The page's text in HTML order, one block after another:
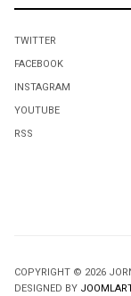
TWITTER
FACEBOOK
INSTAGRAM
YOUTUBE
RSS
COPYRIGHT © 2026
DESIGNED BY